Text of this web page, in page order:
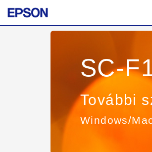
SC-
További
Windows/